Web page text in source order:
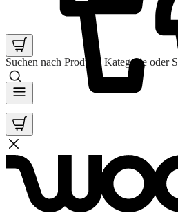
Suchen nach Produkt, Kategorie oder